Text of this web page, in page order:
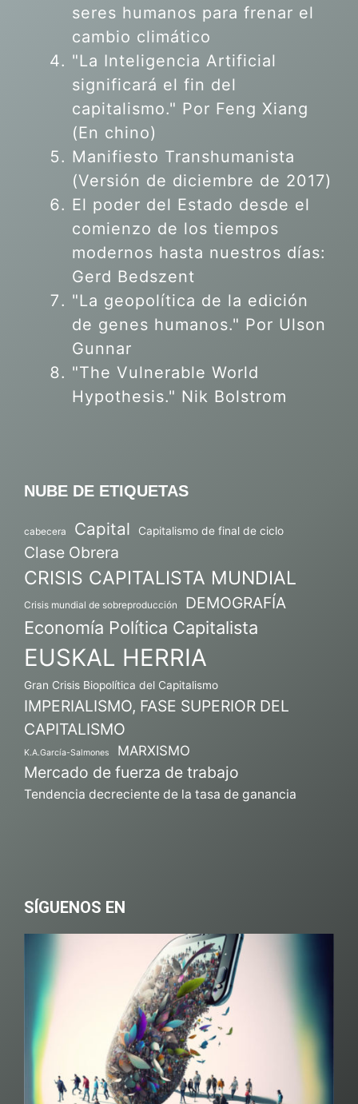
seres humanos para frenar el
cambio climático
"La Inteligencia Artificial
significará el fin del
capitalismo." Por Feng Xiang
(En chino)
Manifiesto Transhumanista
(Versión de diciembre de 2017)
El poder del Estado desde el
comienzo de los tiempos
modernos hasta nuestros días:
Gerd Bedszent
"La geopolítica de la edición
de genes humanos." Por Ulson
Gunnar
"The Vulnerable World
Hypothesis." Nik Bolstrom
NUBE DE ETIQUETAS
cabecera Capital Capitalismo de final de ciclo
Clase Obrera
CRISIS CAPITALISTA MUNDIAL
Crisis mundial de sobreproducción DEMOGRAFÍA
Economía Política Capitalista
EUSKAL HERRIA
Gran Crisis Biopolítica del Capitalismo
IMPERIALISMO, FASE SUPERIOR DEL
CAPITALISMO
K.A.García-Salmones MARXISMO
Mercado de fuerza de trabajo
Tendencia decreciente de la tasa de ganancia
SÍGUENOS EN